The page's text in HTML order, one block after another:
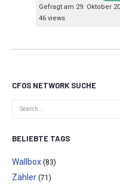
Gefragt am 29. Oktober
46 views
CFOS NETWORK SUCHE
BELIEBTE TAGS
Wallbox (83)
Zähler (71)